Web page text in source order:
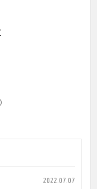
2022.07.07